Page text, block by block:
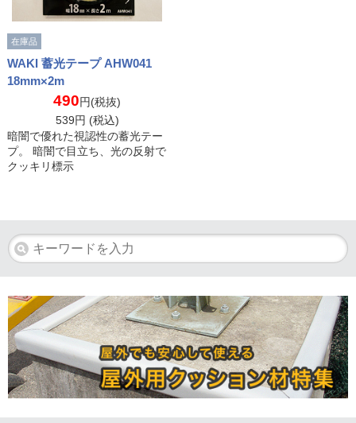
在庫品
WAKI 蓄光テープ AHW041
18mm×2m
490円(税抜)
539円 (税込)
暗闇で優れた視認性の蓄光テー
プ。 暗闇で目立ち、光の反射で
クッキリ標示